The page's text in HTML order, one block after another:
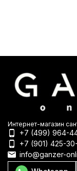
Интернет-магазин
+7 (499) 964-
+7 (901) 425-
info@ganzer-